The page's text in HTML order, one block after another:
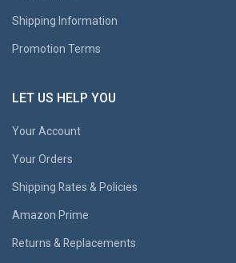
Shipping Information
Promotion Terms
LET US HELP YOU
Your Account
Your Orders
Shipping Rates & Policies
Amazon Prime
Returns & Replacements